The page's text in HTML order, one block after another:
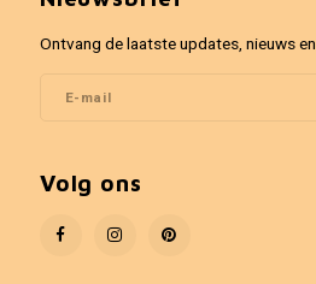
Ontvang de laatste updates, nieuws
Volg ons